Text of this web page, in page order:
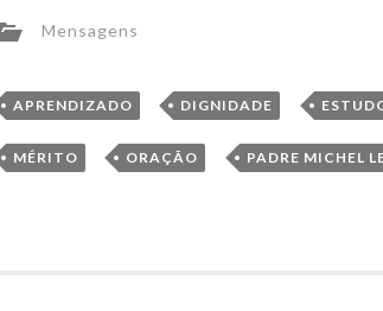
Mensagens
APRENDIZADO , DIGNIDADE ,
MÉRITO , ORAÇÃO , PADRE MICHEL